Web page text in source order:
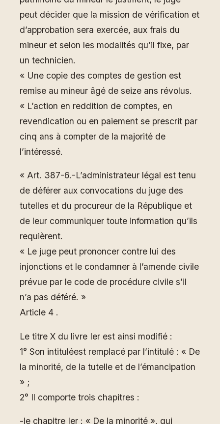
peut décider que la mission de vérification et
d’approbation sera exercée, aux frais du
mineur et selon les modalités qu’il fixe, par
un technicien.
« Une copie des comptes de gestion est
remise au mineur âgé de seize ans révolus.
« L’action en reddition de comptes, en
revendication ou en paiement se prescrit par
cinq ans à compter de la majorité de
l’intéressé.
« Art. 387-6.-L’administrateur légal est tenu
de déférer aux convocations du juge des
tutelles et du procureur de la République et
de leur communiquer toute information qu’ils
requièrent.
« Le juge peut prononcer contre lui des
injonctions et le condamner à l’amende civile
prévue par le code de procédure civile s’il
n’a pas déféré. »
Article 4 .
Le titre X du livre Ier est ainsi modifié :
1° Son intituléest remplacé par l’intitulé : « De
la minorité, de la tutelle et de l’émancipation
» ;
2° Il comporte trois chapitres :
-le chapitre Ier : « De la minorité », qui